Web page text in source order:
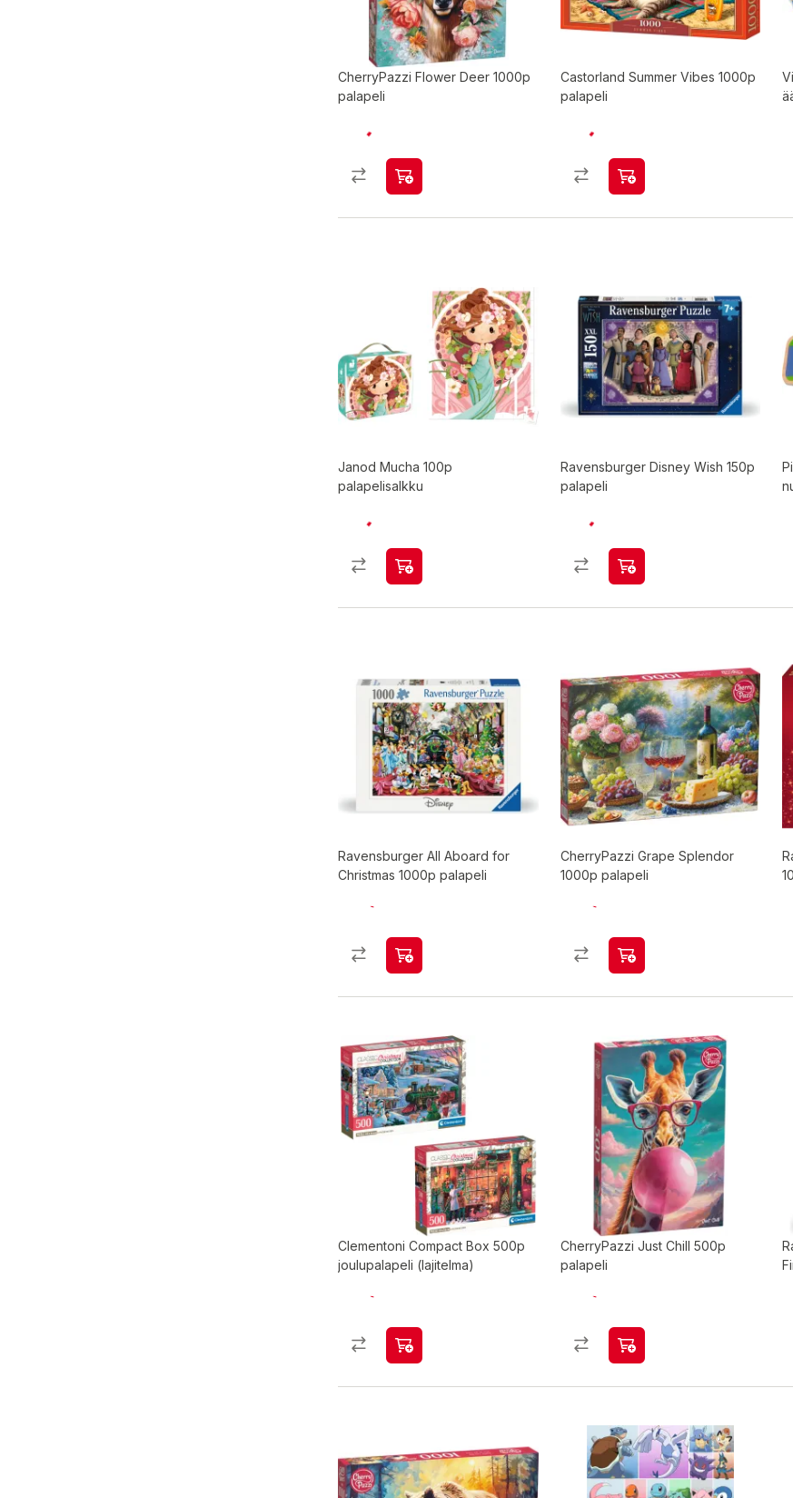
CherryPazzi Flower Deer 1000p
palapeli
Castorland Summer Vibes 1000p
palapeli
Janod Mucha 100p
palapelisalkku
Ravensburger Disney Wish 150p
palapeli
Ravensburger All Aboard for
Christmas 1000p palapeli
CherryPazzi Grape Splendor
1000p palapeli
Clementoni Compact Box 500p
joulupalapeli (lajitelma)
CherryPazzi Just Chill 500p
palapeli